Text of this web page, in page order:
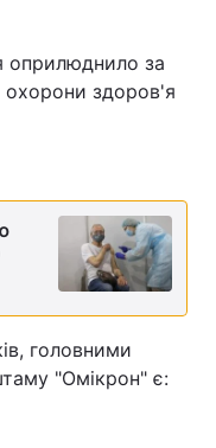
оприлюднило за
охорони здоров'я
головними
"Омікрон" є: